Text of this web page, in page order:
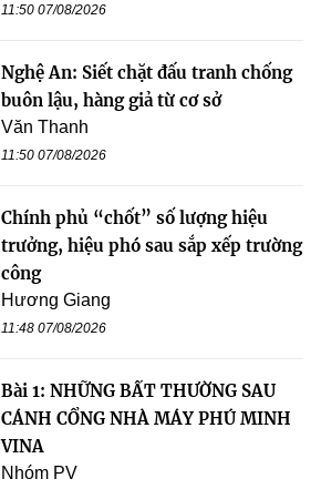
11:50 07/08/2026
Nghệ An: Siết chặt đấu tranh chống
buôn lậu, hàng giả từ cơ sở
Văn Thanh
11:50 07/08/2026
Chính phủ “chốt” số lượng hiệu
trưởng, hiệu phó sau sắp xếp trường
công
Hương Giang
11:48 07/08/2026
Bài 1: NHỮNG BẤT THƯỜNG SAU
CÁNH CỔNG NHÀ MÁY PHÚ MINH
VINA
Nhóm PV